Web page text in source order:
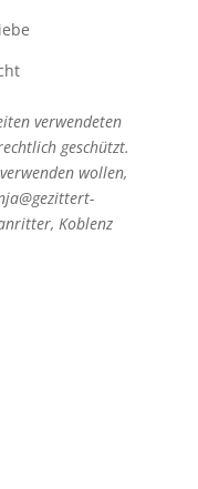
verwendeten
geschützt.
wollen,
Koblenz